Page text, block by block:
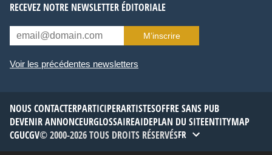
RECEVEZ NOTRE NEWSLETTER ÉDITORIALE
M’inscrire
Voir les précédentes newsletters
NOUS CONTACTERPARTICIPERARTISTESOFFRE SANS PUB
DEVENIR ANNONCEURGLOSSAIREAIDEPLAN DU SITEENTITYMAP
CGUCGV© 2000-2026 TOUS DROITS RÉSERVÉSFR